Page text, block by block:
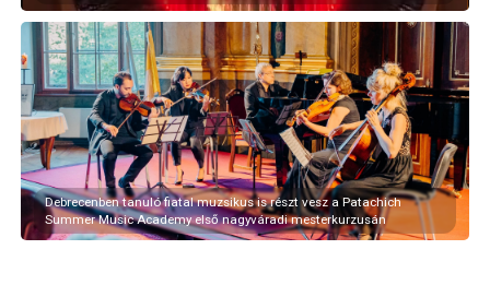
Debrecenben tanuló fiatal muzsikus is részt vesz a Patachich
Summer Music Academy első nagyváradi mesterkurzusán